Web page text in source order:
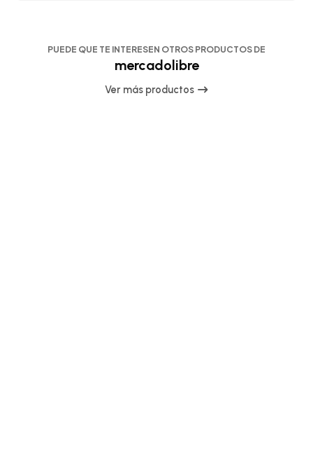
PUEDE QUE TE INTERESEN OTROS PRODUCTOS DE
mercadolibre
Ver más productos